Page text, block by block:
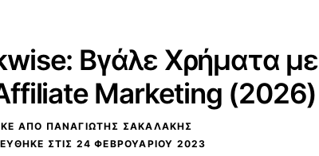
Βγάλε Χρήματα με
Marketing (2026)
ΑΠΟ ΠΑΝΑΓΙΏΤΗΣ ΣΑΚΑΛΆΚΗΣ
ΣΤΙΣ 24 ΦΕΒΡΟΥΑΡΊΟΥ 2023